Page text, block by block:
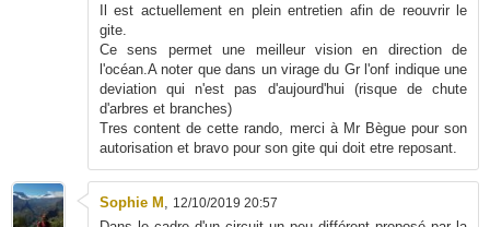
Il est actuellement en plein entretien afin de reouvrir le
gite.
Ce sens permet une meilleur vision en direction de
l'océan.A noter que dans un virage du Gr l'onf indique une
deviation qui n'est pas d'aujourd'hui (risque de chute
d'arbres et branches)
Tres content de cette rando, merci à Mr Bègue pour son
autorisation et bravo pour son gite qui doit etre reposant.
Sophie M 12/10/2019 20:57